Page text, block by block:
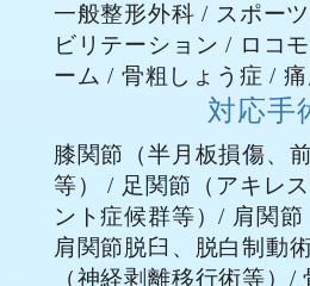
一般整形外科 / スポー
ビリテーション / ロコ
ーム / 骨粗しょう症 /
対応手
膝関節（半月板損傷、
等） / 足関節（アキレ
ント症候群等）/ 肩関節
肩関節脱臼 、脱白制動
（神経剥離移行術等）/